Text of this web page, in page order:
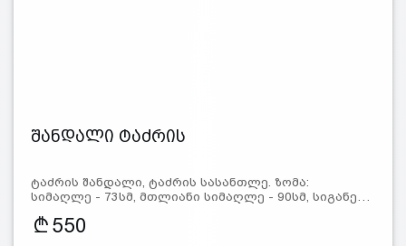
შანდალი ტაძრის
ტაძრის შანდალი, ტაძრის სასანთლე. ზომა:
სიმაღლე - 73სმ, მთლიანი სიმაღლე - 90სმ, სიგანე…
550